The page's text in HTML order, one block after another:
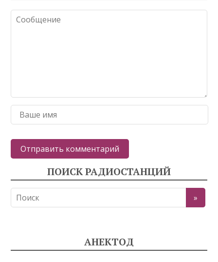
ПОИСК РАДИОСТАНЦИЙ
АНЕКТОД